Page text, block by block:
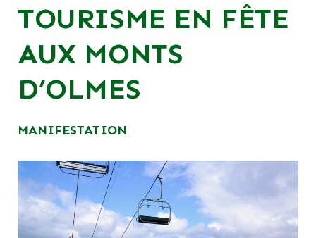
TOURISME EN FÊTE
AUX MONTS
D’OLMES
MANIFESTATION